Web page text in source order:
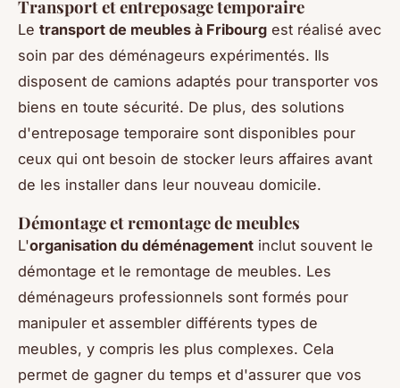
Transport et entreposage temporaire
Le transport de meubles à Fribourg est réalisé avec
soin par des déménageurs expérimentés. Ils
disposent de camions adaptés pour transporter vos
biens en toute sécurité. De plus, des solutions
d'entreposage temporaire sont disponibles pour
ceux qui ont besoin de stocker leurs affaires avant
de les installer dans leur nouveau domicile.
Démontage et remontage de meubles
L'organisation du déménagement inclut souvent le
démontage et le remontage de meubles. Les
déménageurs professionnels sont formés pour
manipuler et assembler différents types de
meubles, y compris les plus complexes. Cela
permet de gagner du temps et d'assurer que vos